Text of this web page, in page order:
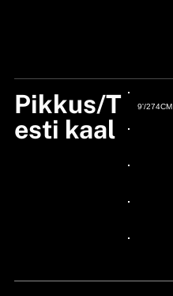
9'/
Pikkus/T
esti kaal